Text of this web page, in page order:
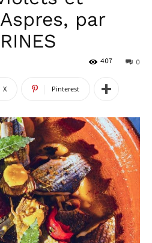
par
0
407
X Pinterest